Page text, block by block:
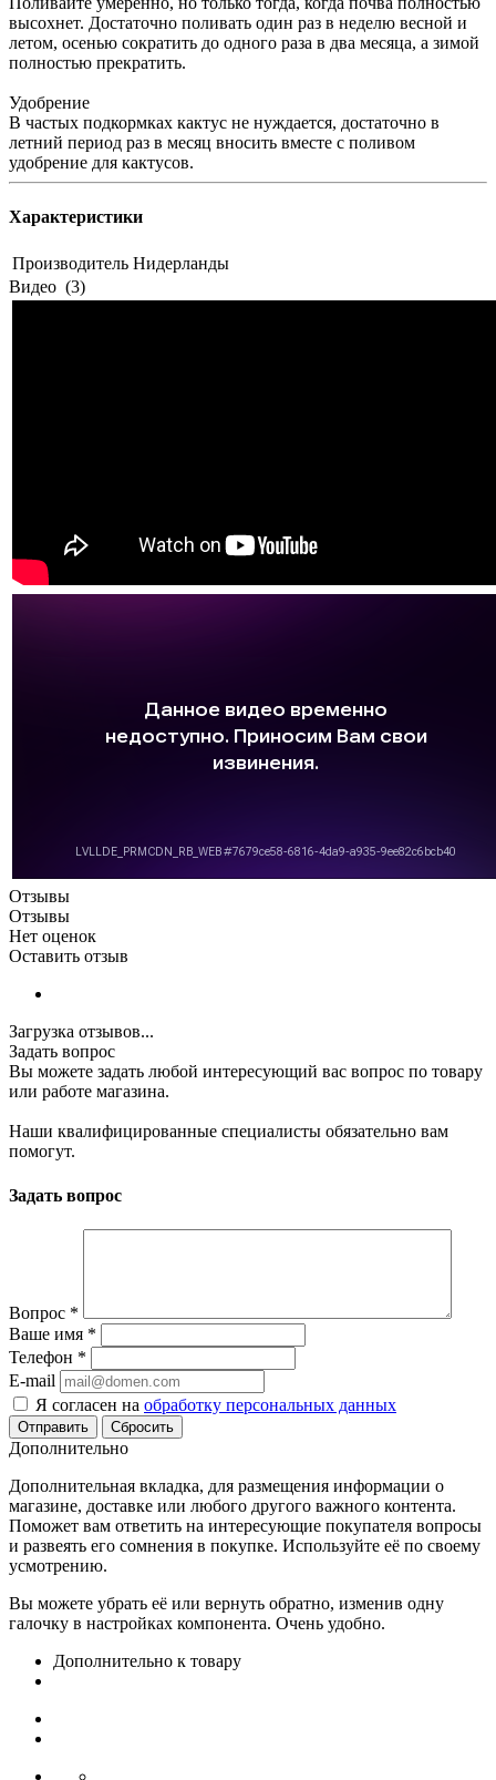
высохнет. Достаточно поливать один раз в неделю весной и
летом, осенью сократить до одного раза в два месяца, а зимой
полностью прекратить.
Удобрение
В частых подкормках кактус не нуждается, достаточно в
летний период раз в месяц вносить вместе с поливом
удобрение для кактусов.
Характеристики
Производитель Нидерланды
Видео (3)
Отзывы
Отзывы
Нет оценок
Оставить отзыв
Загрузка отзывов...
Задать вопрос
Вы можете задать любой интересующий вас вопрос по товару
или работе магазина.
Наши квалифицированные специалисты обязательно вам
помогут.
Задать вопрос
Вопрос *
Ваше имя *
Телефон *
E-mail
Я согласен на обработку персональных данных
Сбросить
Дополнительно
Дополнительная вкладка, для размещения информации о
магазине, доставке или любого другого важного контента.
Поможет вам ответить на интересующие покупателя вопросы
и развеять его сомнения в покупке. Используйте её по своему
усмотрению.
Вы можете убрать её или вернуть обратно, изменив одну
галочку в настройках компонента. Очень удобно.
Дополнительно к товару